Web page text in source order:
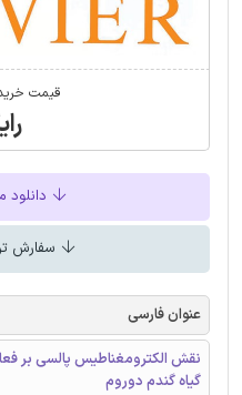
قیمت
دانلود
سفارش
عنوان فارسی
نقش الکترومغناطیس پالسی بر
گیاه گندم دوروم